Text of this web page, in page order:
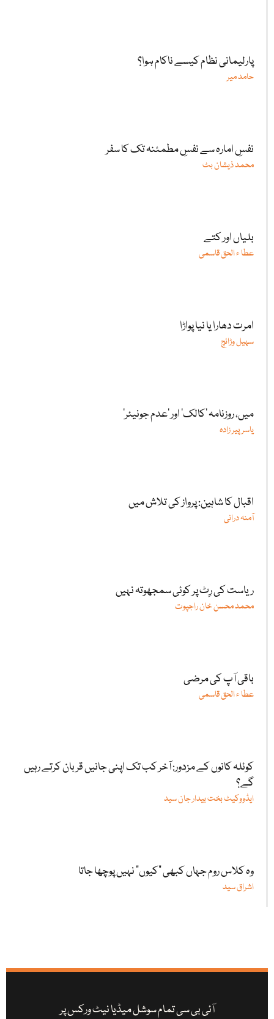
پارلیمانی نظام کیسے ناکام ہوا؟
حامد میر
نفسِ امارہ سے نفسِ مطمئنہ تک کا سفر
محمد ذیشان بٹ
بلیاں اور کتے
عطا ء الحق قاسمی
امرت دھارا یا نیا پواڑا
سہیل وڑائچ
میں، روزنامہ ’کالک‘ اور ’عدم جونیئر‘
یاسر پیر زادہ
اقبال کا شاہین: پرواز کی تلاش میں
آمنہ درانی
ریاست کی رِٹ پر کوئی سمجھوتہ نہیں
محمد محسن خان راجپوت
باقی آپ کی مرضی
عطا ء الحق قاسمی
کوئلہ کانوں کے مزدور: آخر کب تک اپنی جانیں قربان کرتے رہیں
گے؟
ایڈووکیٹ بخت بیدار جان سید
وہ کلاس روم جہاں کبھی "کیوں” نہیں پوچھا جاتا
اشراق سید
آئی بی سی تمام سوشل میڈیا نیٹ ورکس پر